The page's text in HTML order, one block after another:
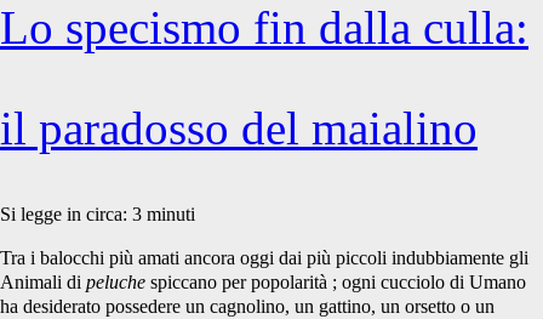
Lo specismo fin dalla culla:
il paradosso del maialino
Si legge in circa: 3 minuti
Tra i balocchi più amati ancora oggi dai più piccoli indubbiamente gli
Animali di peluche spiccano per popolarità ; ogni cucciolo di Umano
ha desiderato possedere un cagnolino, un gattino, un orsetto o un